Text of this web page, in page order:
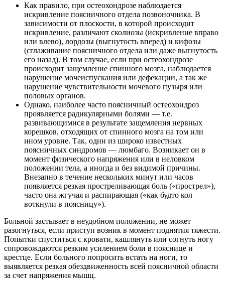
Как правило, при остеохондрозе наблюдается
искривление поясничного отдела позвоночника. В
зависимости от плоскости, в которой происходит
искривление, различают сколиозы (искривление вправо
или влево), лордозы (выгнутость вперед) и кифозы
(сглаживание поясничного отдела или даже выгнутость
его назад). В том случае, если при остеохондрозе
происходит защемление спинного мозга, наблюдается
нарушение мочеиспускания или дефекации, а так же
нарушение чувствительности мочевого пузыря или
половых органов.
Однако, наиболее часто поясничный остеохондроз
проявляется радикулярными болями — т.е.
развивающимися в результате защемления нервных
корешков, отходящих от спинного мозга на том или
ином уровне. Так, один из широко известных
поясничных синдромов — люмбаго. Возникает он в
момент физического напряжения или в неловком
положении тела, а иногда и без видимой причины.
Внезапно в течение нескольких минут или часов
появляется резкая простреливающая боль («прострел»),
часто она жгучая и распирающая («как будто кол
воткнули в поясницу»).
Больной застывает в неудобном положении, не может
разогнуться, если приступ возник в момент поднятия тяжести.
Попытки спуститься с кровати, кашлянуть или согнуть ногу
сопровождаются резким усилением боли в пояснице и
крестце. Если больного попросить встать на ноги, то
выявляется резкая обездвиженность всей поясничной области
за счет напряжения мышц.